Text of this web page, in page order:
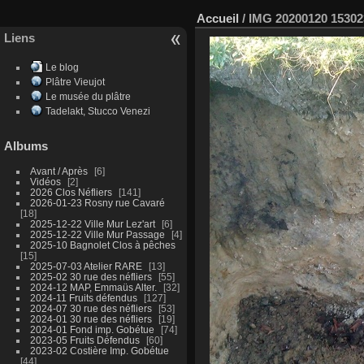
Liens
Le blog
Plâtre Vieujot
Le musée du plâtre
Tadelakt, Stucco Venezi
Albums
Avant / Après
6
Vidéos
2
2026 Clos Néfliers
141
2026-01-23 Rosny rue Cavaré
18
2025-12-22 Ville Mur Lez'art
6
2025-12-22 Ville Mur Passage
4
2025-10 Bagnolet Clos à pêches
15
2025-07-03 Atelier RARE
13
2025-02 30 rue des néfliers
55
2024-12 MAP, Emmaüs Alter.
32
2024-11 Fruits défendus
127
2024-07 30 rue des néfliers
53
2024-01 30 rue des néfliers
19
2024-01 Fond imp. Gobétue
74
2023-05 Fruits Défendus
60
2023-02 Costière Imp. Gobétue
44
Accueil / IMG 20200120